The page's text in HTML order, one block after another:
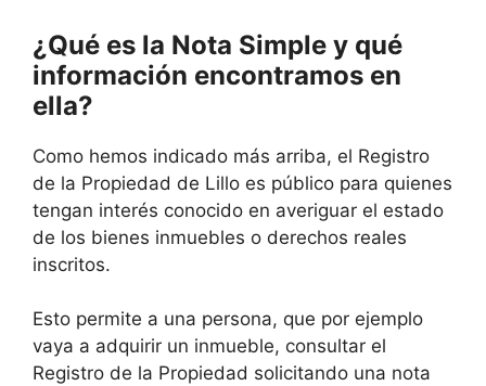
¿Qué es la Nota Simple y qué
información encontramos en
ella?
Como hemos indicado más arriba, el Registro
de la Propiedad de Lillo es público para quienes
tengan interés conocido en averiguar el estado
de los bienes inmuebles o derechos reales
inscritos.
Esto permite a una persona, que por ejemplo
vaya a adquirir un inmueble, consultar el
Registro de la Propiedad solicitando una nota